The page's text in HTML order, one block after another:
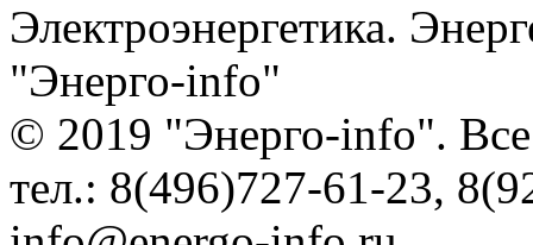
Электроэнергетика.
"Энерго-info"
© 2019 "Энерго-info".
тел.: 8(496)727-61-23,